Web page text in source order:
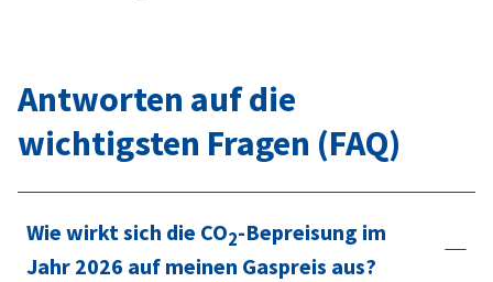
Antworten auf die
wichtigsten Fragen (FAQ)
Wie wirkt sich die CO2-Bepreisung im
Jahr 2026 auf meinen Gaspreis aus?